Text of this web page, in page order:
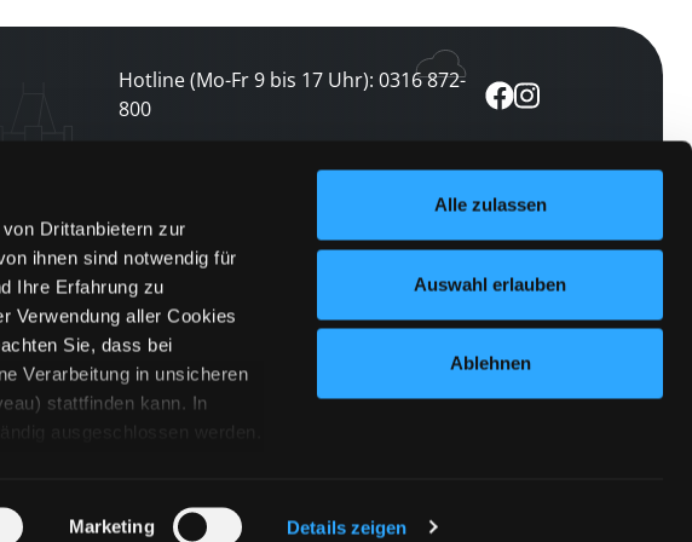
Drittanbietern zur
ihnen sind notwendig für
Ihre Erfahrung zu
Verwendung aller Cookies
Sie, dass bei
Verarbeitung in unsicheren
stattfinden kann. In
ausgeschlossen werden.
Cookies und ähnlichen
Marketing Details zeigen
Alle zulassen
Auswahl erlauben
Ablehnen
Hotline (Mo-Fr 9 bis 17 Uhr): 0316 872-
800
Newsletter abonnieren
und keine Veranstaltung verpassen
jetzt abonnieren